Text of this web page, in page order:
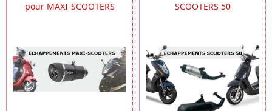
pour MAXI-SCOOTERS
SCOOTERS 50